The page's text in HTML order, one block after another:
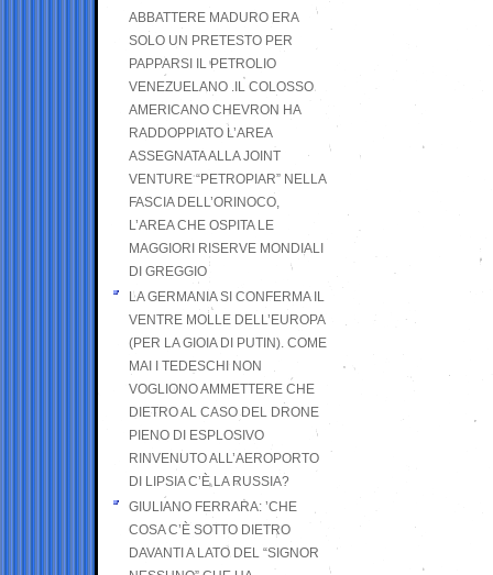
ABBATTERE MADURO ERA
SOLO UN PRETESTO PER
PAPPARSI IL PETROLIO
VENEZUELANO .IL COLOSSO
AMERICANO CHEVRON HA
RADDOPPIATO L’AREA
ASSEGNATA ALLA JOINT
VENTURE “PETROPIAR” NELLA
FASCIA DELL’ORINOCO,
L’AREA CHE OSPITA LE
MAGGIORI RISERVE MONDIALI
DI GREGGIO
LA GERMANIA SI CONFERMA IL
VENTRE MOLLE DELL’EUROPA
(PER LA GIOIA DI PUTIN). COME
MAI I TEDESCHI NON
VOGLIONO AMMETTERE CHE
DIETRO AL CASO DEL DRONE
PIENO DI ESPLOSIVO
RINVENUTO ALL’AEROPORTO
DI LIPSIA C’È LA RUSSIA?
GIULIANO FERRARA: ’CHE
COSA C’È SOTTO DIETRO
DAVANTI A LATO DEL “SIGNOR